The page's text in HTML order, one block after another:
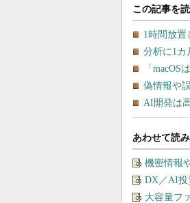
あわせて読
機密情報
DX／AI投
大容量フ